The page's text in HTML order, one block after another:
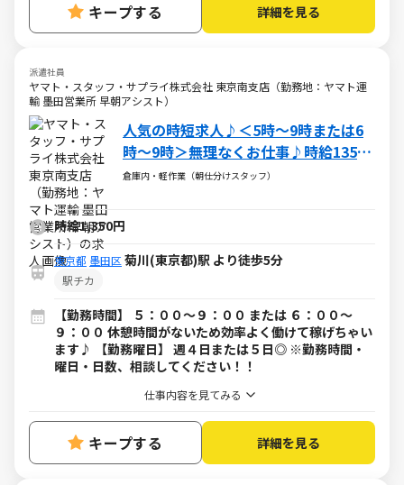
キープする 詳細を見る
派遣社員
ヤマト・スタッフ・サプライ株式会社 東京南支店（勤務地：ヤマト運
輸 墨田営業所 早朝アシスト）
人気の時短求人♪＜5時～9時または6
時～9時＞無理なくお仕事♪時給1350
円！扶養内OK！
倉庫内・軽作業（朝仕分けスタッフ）
時給1,350円
東京都 墨田区 菊川(東京都)駅 より徒歩5分
駅チカ
【勤務時間】 ５：００～９：００ または ６：００～
９：００ 休憩時間がないため効率よく働けて稼げちゃい
ます♪ 【勤務曜日】 週４日または５日◎ ※勤務時間・
曜日・日数、相談してください！！
仕事内容を見てみる
キープする 詳細を見る